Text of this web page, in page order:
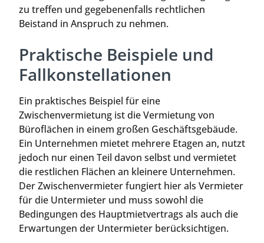
zu treffen und gegebenenfalls rechtlichen
Beistand in Anspruch zu nehmen.
Praktische Beispiele und
Fallkonstellationen
Ein praktisches Beispiel für eine
Zwischenvermietung ist die Vermietung von
Büroflächen in einem großen Geschäftsgebäude.
Ein Unternehmen mietet mehrere Etagen an, nutzt
jedoch nur einen Teil davon selbst und vermietet
die restlichen Flächen an kleinere Unternehmen.
Der Zwischenvermieter fungiert hier als Vermieter
für die Untermieter und muss sowohl die
Bedingungen des Hauptmietvertrags als auch die
Erwartungen der Untermieter berücksichtigen.